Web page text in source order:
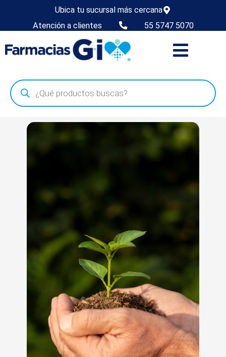
Ubica tu sucursal más cercana
Atención a clientes
55 5747 5070